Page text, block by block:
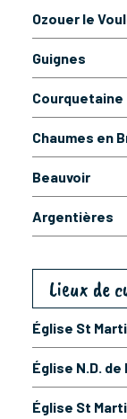
Ozouer le
Guignes
Courquetaine
Chaumes en
Beauvoir
Argentières
Lieux de
Église St
Église N.D.
Église St